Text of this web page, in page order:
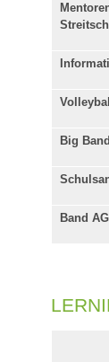
Big Band
Band AG